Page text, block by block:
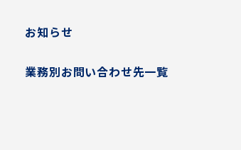
お知らせ
業務別お問い合わせ先一覧